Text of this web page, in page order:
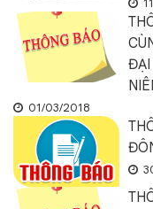
ĐẠI
01/03/2018